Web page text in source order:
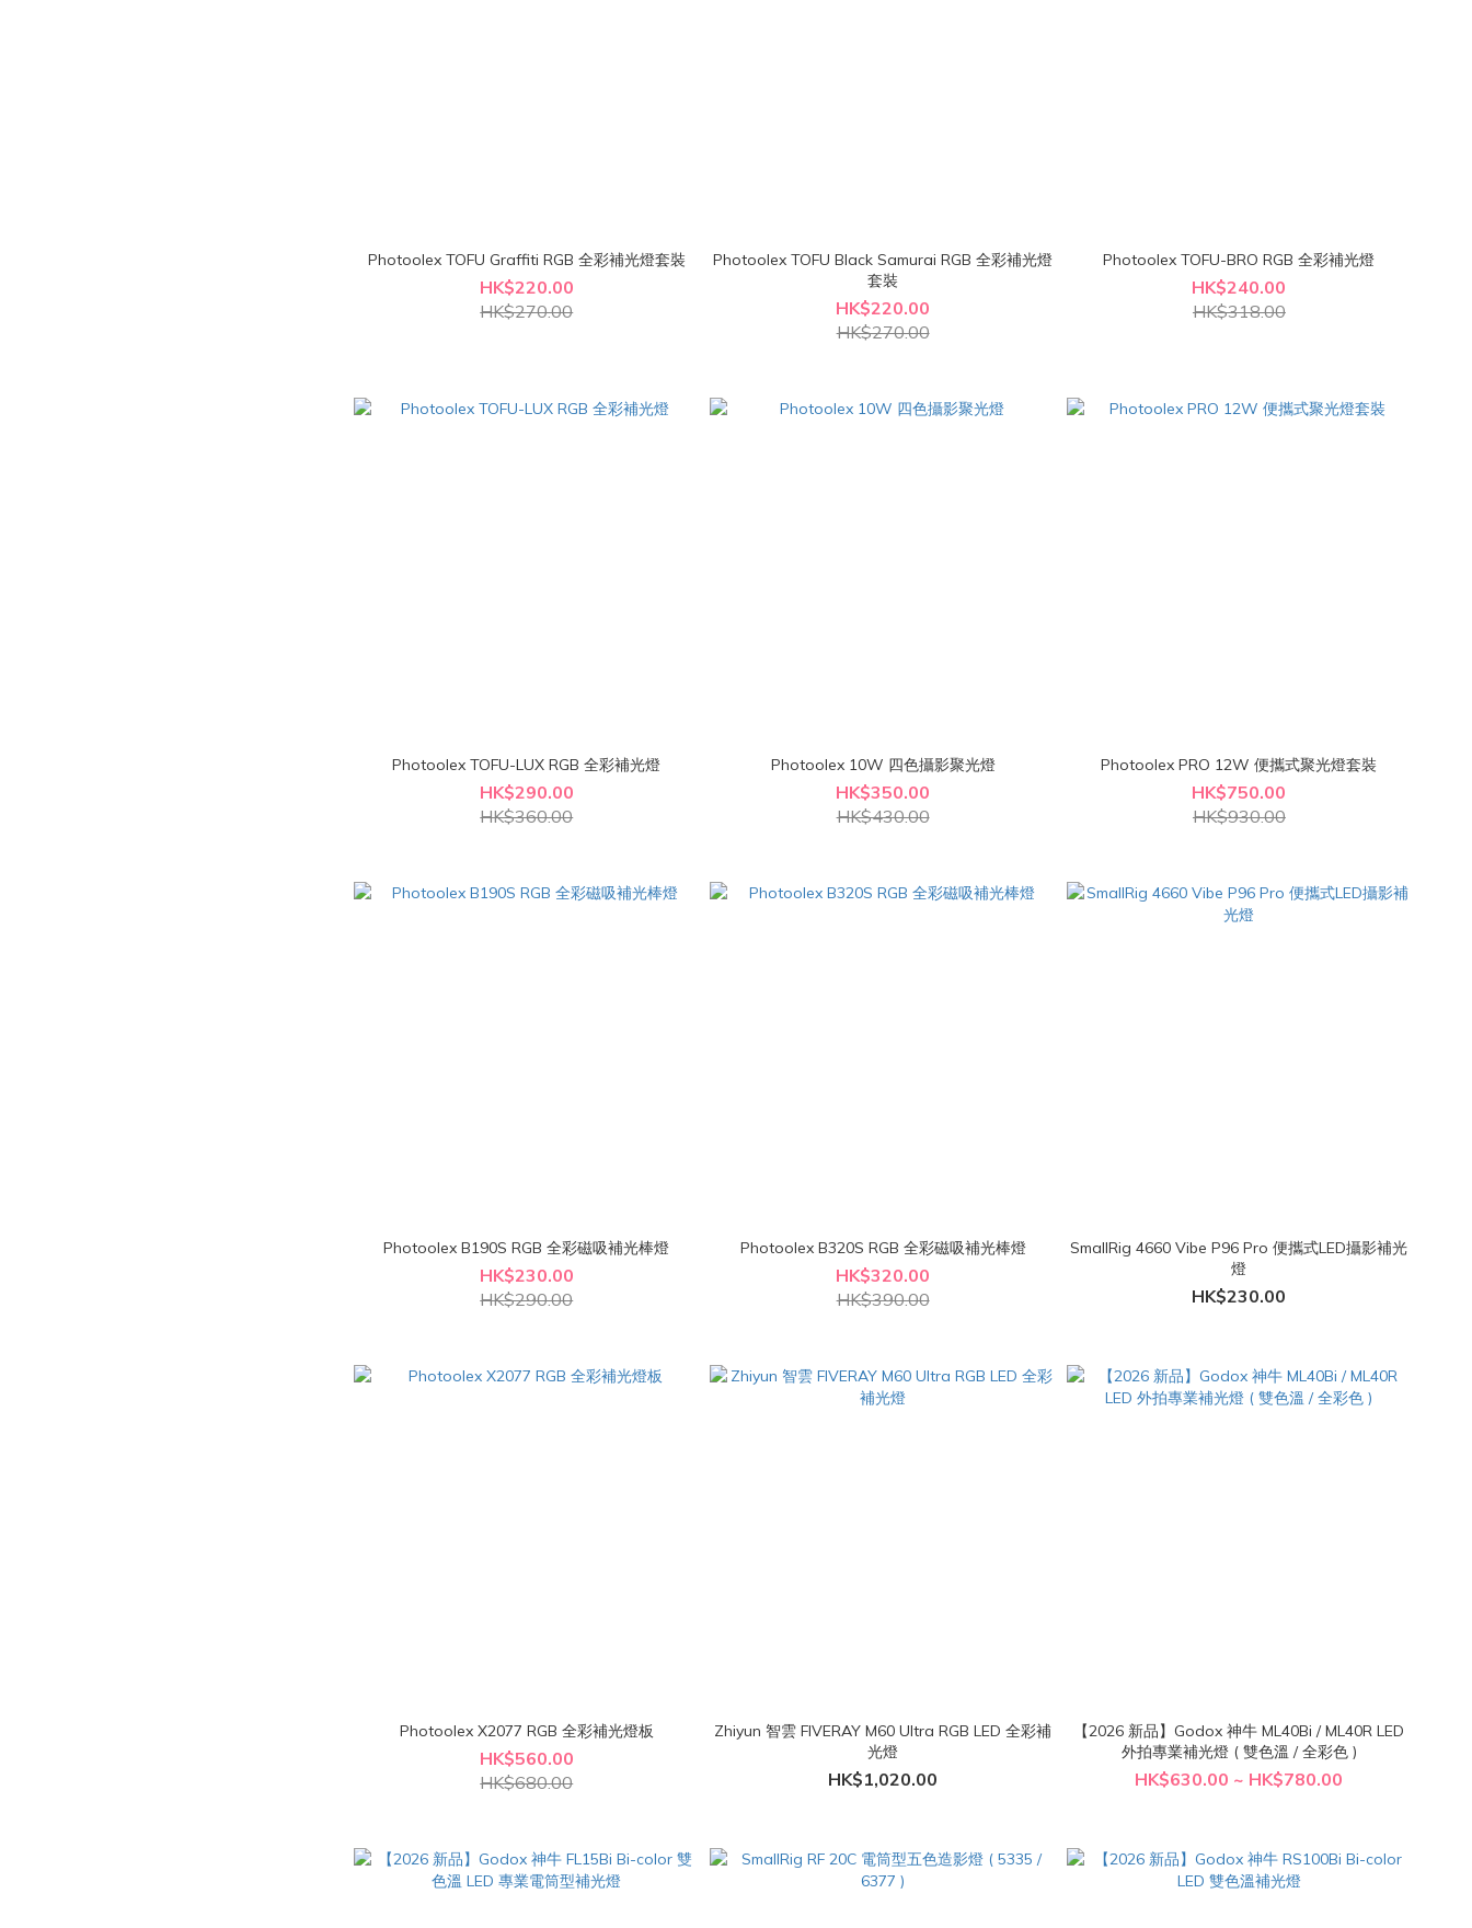
Photoolex TOFU Graffiti RGB 全彩補光燈套裝
HK$220.00
HK$270.00
Photoolex TOFU Black Samurai RGB 全彩補光燈
套裝
HK$220.00
HK$270.00
Photoolex TOFU-BRO RGB 全彩補光燈
HK$240.00
HK$318.00
Photoolex TOFU-LUX RGB 全彩補光燈
HK$290.00
HK$360.00
Photoolex 10W 四色攝影聚光燈
HK$350.00
HK$430.00
Photoolex PRO 12W 便攜式聚光燈套裝
HK$750.00
HK$930.00
Photoolex B190S RGB 全彩磁吸補光棒燈
HK$230.00
HK$290.00
Photoolex B320S RGB 全彩磁吸補光棒燈
HK$320.00
HK$390.00
SmallRig 4660 Vibe P96 Pro 便攜式LED攝影補光
燈
HK$230.00
Photoolex X2077 RGB 全彩補光燈板
HK$560.00
HK$680.00
Zhiyun 智雲 FIVERAY M60 Ultra RGB LED 全彩補
光燈
HK$1,020.00
【2026 新品】Godox 神牛 ML40Bi / ML40R LED
外拍專業補光燈 ( 雙色溫 / 全彩色 )
HK$630.00 ~ HK$780.00